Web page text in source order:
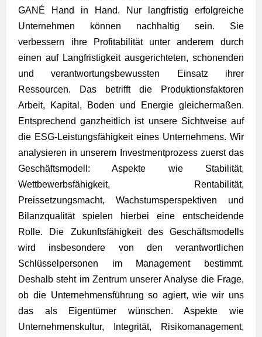
GANÉ Hand in Hand. Nur langfristig erfolgreiche
Unternehmen können nachhaltig sein. Sie
verbessern ihre Profitabilität unter anderem durch
einen auf Langfristigkeit ausgerichteten, schonenden
und verantwortungsbewussten Einsatz ihrer
Ressourcen. Das betrifft die Produktionsfaktoren
Arbeit, Kapital, Boden und Energie gleichermaßen.
Entsprechend ganzheitlich ist unsere Sichtweise auf
die ESG-Leistungsfähigkeit eines Unternehmens. Wir
analysieren in unserem Investmentprozess zuerst das
Geschäftsmodell: Aspekte wie Stabilität,
Wettbewerbsfähigkeit, Rentabilität,
Preissetzungsmacht, Wachstumsperspektiven und
Bilanzqualität spielen hierbei eine entscheidende
Rolle. Die Zukunftsfähigkeit des Geschäftsmodells
wird insbesondere von den verantwortlichen
Schlüsselpersonen im Management bestimmt.
Deshalb steht im Zentrum unserer Analyse die Frage,
ob die Unternehmensführung so agiert, wie wir uns
das als Eigentümer wünschen. Aspekte wie
Unternehmenskultur, Integrität, Risikomanagement,